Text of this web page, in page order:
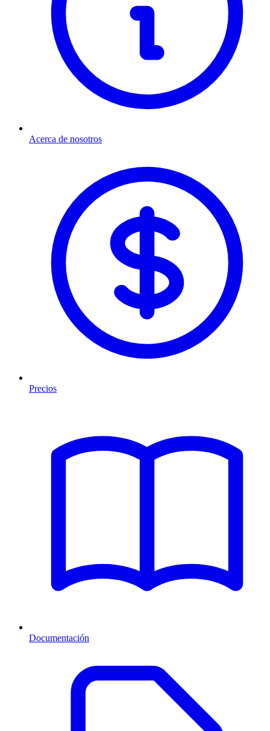
Acerca de nosotros
Precios
Documentación